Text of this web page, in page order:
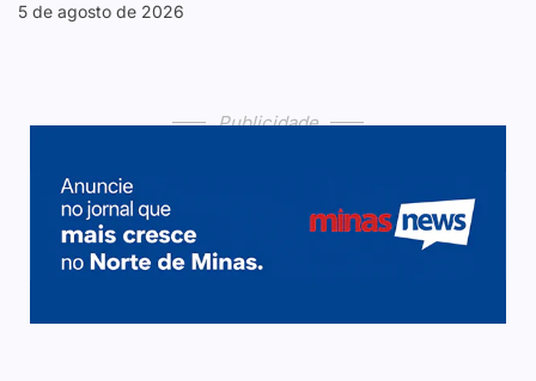
5 de agosto de 2026
Publicidade
Publicidade
Publicidade
Publicidade